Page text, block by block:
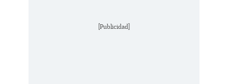
[Publicidad]